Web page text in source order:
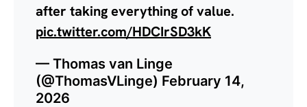
after taking everything of value.
pic.twitter.com/HDCIrSD3kK
— Thomas van Linge
(@ThomasVLinge) February 14,
2026